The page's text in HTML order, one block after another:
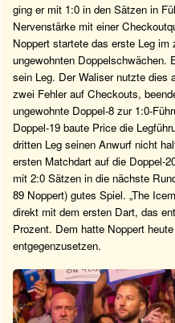
ging er mit 1:0 in den Sätzen in
Nervenstärke mit einer
Noppert startete das erste Leg
ungewohnten Doppelschwächen.
sein Leg. Der Waliser nutzte dies
zwei Fehler auf Checkouts,
ungewohnte Doppel-8 zur 1:0-
Doppel-19 baute Price die
dritten Leg seinen Anwurf nicht
ersten Matchdart auf die Doppel-
mit 2:0 Sätzen in die nächste
89 Noppert) gutes Spiel. „The
direkt mit dem ersten Dart, das
Prozent. Dem hatte Noppert
entgegenzusetzen.